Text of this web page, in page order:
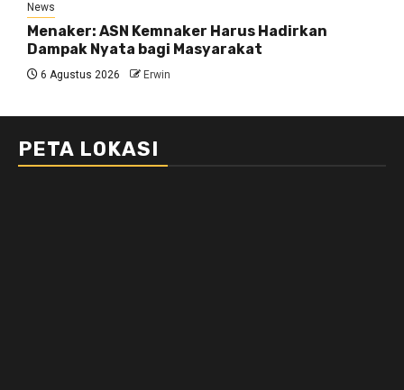
News
Menaker: ASN Kemnaker Harus Hadirkan
Dampak Nyata bagi Masyarakat
6 Agustus 2026 Erwin
PETA LOKASI